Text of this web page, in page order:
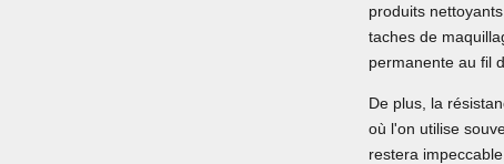
produits
taches de
permanente au fil
De plus, la
où l'on utilise
restera